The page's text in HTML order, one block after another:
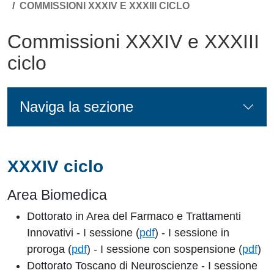
COMMISSIONI XXXIV E XXXIII CICLO
Commissioni XXXIV e XXXIII
ciclo
XXXIV ciclo
Area Biomedica
Dottorato in Area del Farmaco e Trattamenti
Innovativi - I sessione (pdf) - I sessione in
proroga (pdf) - I sessione con sospensione (pdf)
Dottorato Toscano di Neuroscienze - I sessione
Naviga la sezione